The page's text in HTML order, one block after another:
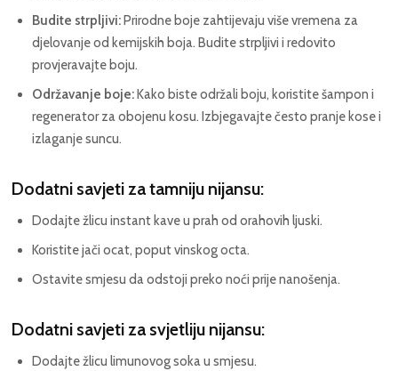
Budite strpljivi:Prirodne boje zahtijevaju više vremena za
djelovanje od kemijskih boja. Budite strpljivi i redovito
provjeravajte boju.
Održavanje boje:Kako biste održali boju, koristite šampon i
regenerator za obojenu kosu. Izbjegavajte često pranje kose i
izlaganje suncu.
Dodatni savjeti za tamniju nijansu:
Dodajte žlicu instant kave u prah od orahovih ljuski.
Koristite jači ocat, poput vinskog octa.
Ostavite smjesu da odstoji preko noći prije nanošenja.
Dodatni savjeti za svjetliju nijansu:
Dodajte žlicu limunovog soka u smjesu.